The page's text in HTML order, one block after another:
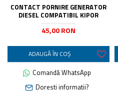
CONTACT PORNIRE GENERATOR
DIESEL COMPATIBIL KIPOR
45,00 RON
ADAUGĂ ÎN COŞ
Comandă WhatsApp
Doresti informatii?